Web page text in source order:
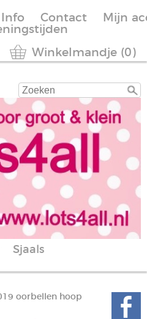
Info Contact
Mijn
Winkelmandje (0)
Sjaals
oorbellen hoop